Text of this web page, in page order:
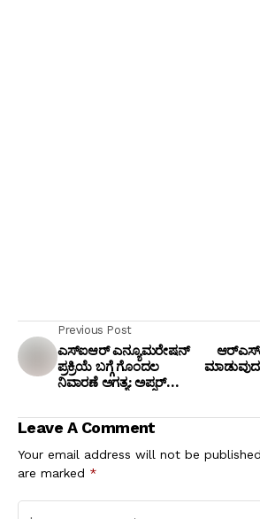
Previous Post
ಎಸ್‌ಐಆರ್ ಎನ್ಯೂಮರೇಷನ್
ಪ್ರಕ್ರಿಯೆ ಬಗ್ಗೆ ಗೊಂದಲ
ನಿವಾರಣೆ ಅಗತ್ಯ: ಅಪ್ಸರ್
ಪ್ರಿಯಾಂಕ್
Leave A Comment
Your email address will not be
are marked *